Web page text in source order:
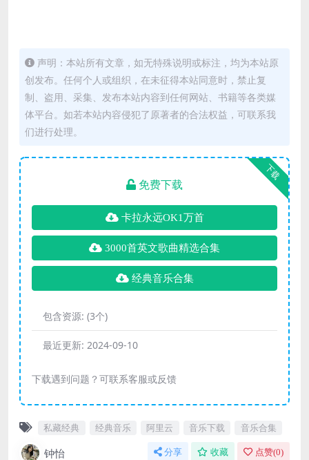
声明：本站所有文章，如无特殊说明或标注，均为本站原
创发布。任何个人或组织，在未征得本站同意时，禁止复
制、盗用、采集、发布本站内容到任何网站、书籍等各类媒
体平台。如若本站内容侵犯了原著者的合法权益，可联系我
们进行处理。
下载
免费下载
卡拉永远OK1万首
3000首英文歌曲精选合集
经典音乐合集
包含资源: (3个)
最近更新: 2024-09-10
下载遇到问题？可联系客服或反馈
私藏经典 经典音乐 阿里云 音乐下载 音乐合集
钟怡 分享 收藏 点赞(0)